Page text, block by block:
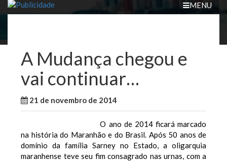
MENU
A Mudança chegou e
vai continuar…
21 de novembro de 2014
O ano de 2014 ficará marcado
na história do Maranhão e do Brasil. Após 50 anos de
domínio da família Sarney no Estado, a oligarquia
maranhense teve seu fim consagrado nas urnas, com a